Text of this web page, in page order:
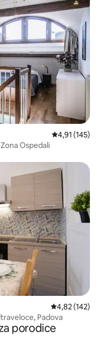
prosječna
4,91 (145)
Ospedali
prosječna
4,82 (142)
Padova
porodice